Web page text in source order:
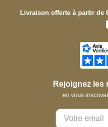
Livraison offerte à partir de
Rejoignez les
en vous